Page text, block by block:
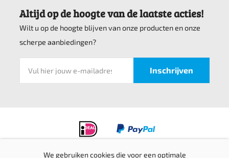
Altijd op de hoogte van de laatste acties!
Wilt u op de hoogte blijven van onze producten en onze
scherpe aanbiedingen?
We gebruiken cookies die voor een optimale